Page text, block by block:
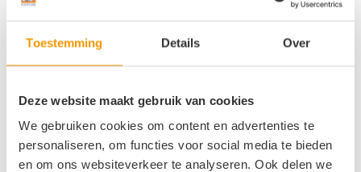
Toestemming Details Over
Deze website maakt gebruik van cookies
We gebruiken cookies om content en advertenties te
personaliseren, om functies voor social media te bieden
en om ons websiteverkeer te analyseren. Ook delen we
Deel dit stuk